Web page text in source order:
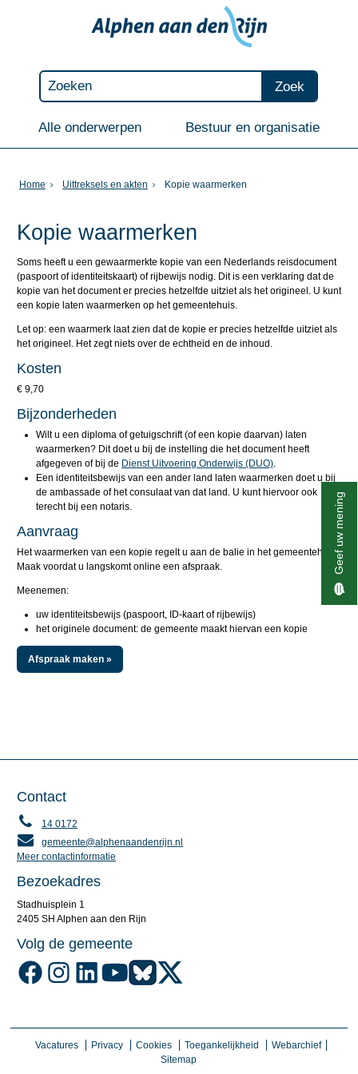
Zoek
Alle onderwerpen Bestuur en organisatie
Home Uittreksels en akten Kopie waarmerken
Kopie waarmerken
Soms heeft u een gewaarmerkte kopie van een Nederlands reisdocument
(paspoort of identiteitskaart) of rijbewijs nodig. Dit is een verklaring dat de
kopie van het document er precies hetzelfde uitziet als het origineel. U kunt
een kopie laten waarmerken op het gemeentehuis.
Let op: een waarmerk laat zien dat de kopie er precies hetzelfde uitziet als
het origineel. Het zegt niets over de echtheid en de inhoud.
Kosten
€ 9,70
Bijzonderheden
Wilt u een diploma of getuigschrift (of een kopie daarvan) laten
waarmerken? Dit doet u bij de instelling die het document heeft
afgegeven of bij de Dienst Uitvoering Onderwijs (DUO).
Een identiteitsbewijs van een ander land laten waarmerken doet u bij
de ambassade of het consulaat van dat land. U kunt hiervoor ook
terecht bij een notaris.
Aanvraag
Het waarmerken van een kopie regelt u aan de balie in het gemeentehuis.
Maak voordat u langskomt online een afspraak.
Meenemen:
uw identiteitsbewijs (paspoort, ID-kaart of rijbewijs)
het originele document: de gemeente maakt hiervan een kopie
Afspraak maken »
Contact
14 0172
gemeente@alphenaandenrijn.nl
Meer contactinformatie
Bezoekadres
Stadhuisplein 1
2405 SH Alphen aan den Rijn
Volg de gemeente
Volg de gemeente Alphen aan den Rijn op Facebook
Volg de gemeente Alphen aan den Rijn op Instagram
Volg de gemeente Alphen aan den Rijn op LinkedIn
Volg de gemeente Alphen aan den Rijn op YouTube
Volg de gemeente Alphen aan den Rijn op
Vacatures Privacy Cookies Toegankelijkheid
Webarchief
Sitemap
Geef uw mening